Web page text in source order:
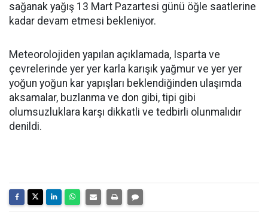
sağanak yağış 13 Mart Pazartesi günü öğle saatlerine
kadar devam etmesi bekleniyor.
Meteorolojiden yapılan açıklamada, Isparta ve
çevrelerinde yer yer karla karışık yağmur ve yer yer
yoğun yoğun kar yapışları beklendiğinden ulaşımda
aksamalar, buzlanma ve don gibi, tipi gibi
olumsuzluklara karşı dikkatli ve tedbirli olunmalıdır
denildi.